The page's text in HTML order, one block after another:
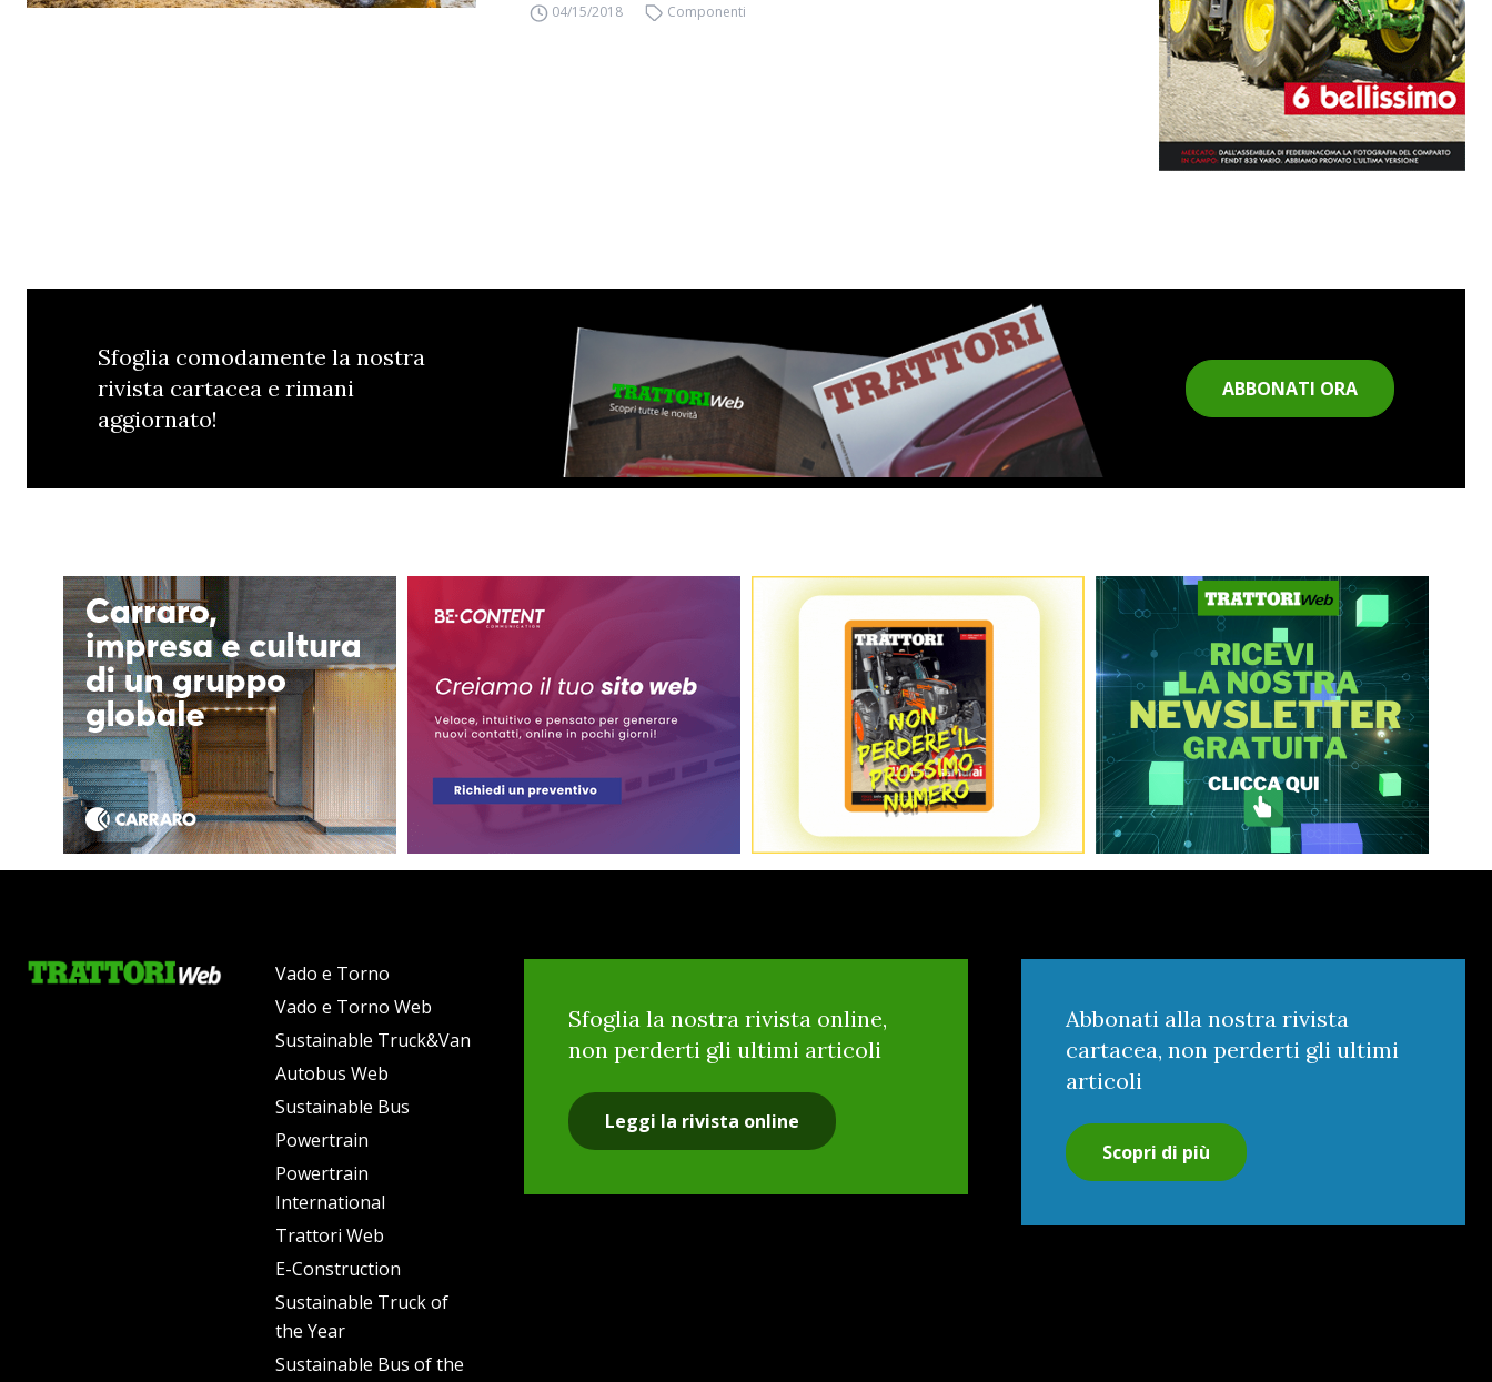
04/15/2018 Componenti
Sfoglia comodamente la nostra
rivista cartacea e rimani
aggiornato!
ABBONATI ORA
Vado e Torno
Vado e Torno Web
Sustainable Truck&Van
Autobus Web
Sustainable Bus
Powertrain
Powertrain
International
Trattori Web
E-Construction
Sustainable Truck of
the Year
Sustainable Bus of the
Sfoglia la nostra rivista online,
non perderti gli ultimi articoli
Leggi la rivista online
Abbonati alla nostra rivista
cartacea, non perderti gli ultimi
articoli
Scopri di più